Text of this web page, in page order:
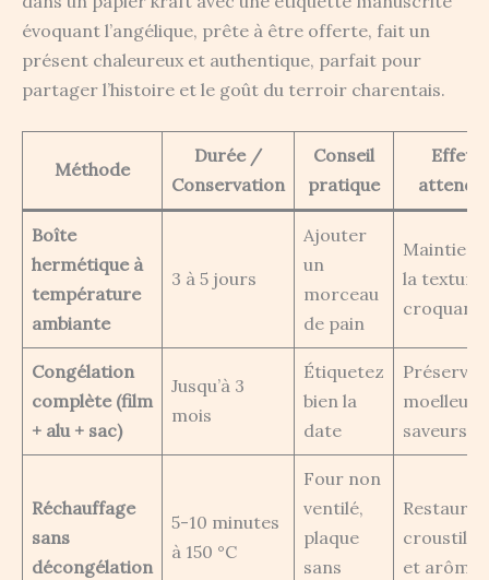
évoquant l’angélique, prête à être offerte, fait un
présent chaleureux et authentique, parfait pour
partager l’histoire et le goût du terroir charentais.
Méthode
Durée /
Conservation
Conseil
pratique
Effet
attendu
Boîte
hermétique à
température
ambiante
3 à 5 jours
Ajouter
un
morceau
de pain
Maintient
la texture
Congélation
complète (film
+ alu + sac)
Jusqu’à 3
mois
Étiquetez
bien la
date
Préserve
moelleux
saveurs
Réchauffage
sans
décongélation
5-10 minutes
à 150 °C
Four non
ventilé,
plaque
sans
Restaure
et arômes